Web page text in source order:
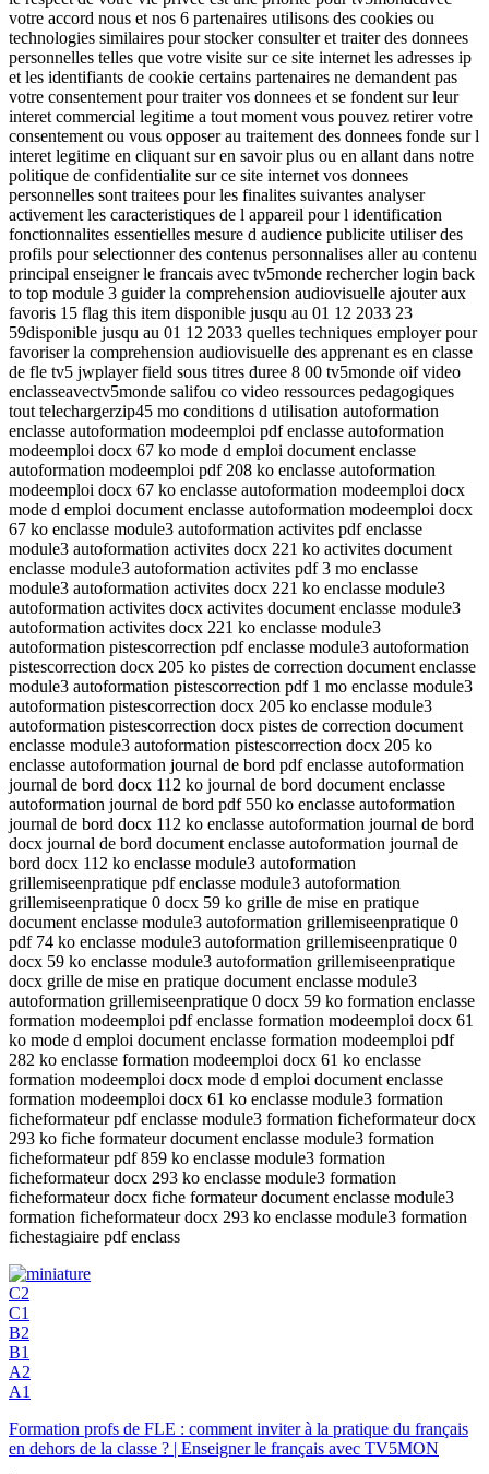
votre accord nous et nos 6 partenaires utilisons des cookies ou
technologies similaires pour stocker consulter et traiter des donnees
personnelles telles que votre visite sur ce site internet les adresses ip
et les identifiants de cookie certains partenaires ne demandent pas
votre consentement pour traiter vos donnees et se fondent sur leur
interet commercial legitime a tout moment vous pouvez retirer votre
consentement ou vous opposer au traitement des donnees fonde sur l
interet legitime en cliquant sur en savoir plus ou en allant dans notre
politique de confidentialite sur ce site internet vos donnees
personnelles sont traitees pour les finalites suivantes analyser
activement les caracteristiques de l appareil pour l identification
fonctionnalites essentielles mesure d audience publicite utiliser des
profils pour selectionner des contenus personnalises aller au contenu
principal enseigner le francais avec tv5monde rechercher login back
to top module 3 guider la comprehension audiovisuelle ajouter aux
favoris 15 flag this item disponible jusqu au 01 12 2033 23
59disponible jusqu au 01 12 2033 quelles techniques employer pour
favoriser la comprehension audiovisuelle des apprenant es en classe
de fle tv5 jwplayer field sous titres duree 8 00 tv5monde oif video
enclasseavectv5monde salifou co video ressources pedagogiques
tout telechargerzip45 mo conditions d utilisation autoformation
enclasse autoformation modeemploi pdf enclasse autoformation
modeemploi docx 67 ko mode d emploi document enclasse
autoformation modeemploi pdf 208 ko enclasse autoformation
modeemploi docx 67 ko enclasse autoformation modeemploi docx
mode d emploi document enclasse autoformation modeemploi docx
67 ko enclasse module3 autoformation activites pdf enclasse
module3 autoformation activites docx 221 ko activites document
enclasse module3 autoformation activites pdf 3 mo enclasse
module3 autoformation activites docx 221 ko enclasse module3
autoformation activites docx activites document enclasse module3
autoformation activites docx 221 ko enclasse module3
autoformation pistescorrection pdf enclasse module3 autoformation
pistescorrection docx 205 ko pistes de correction document enclasse
module3 autoformation pistescorrection pdf 1 mo enclasse module3
autoformation pistescorrection docx 205 ko enclasse module3
autoformation pistescorrection docx pistes de correction document
enclasse module3 autoformation pistescorrection docx 205 ko
enclasse autoformation journal de bord pdf enclasse autoformation
journal de bord docx 112 ko journal de bord document enclasse
autoformation journal de bord pdf 550 ko enclasse autoformation
journal de bord docx 112 ko enclasse autoformation journal de bord
docx journal de bord document enclasse autoformation journal de
bord docx 112 ko enclasse module3 autoformation
grillemiseenpratique pdf enclasse module3 autoformation
grillemiseenpratique 0 docx 59 ko grille de mise en pratique
document enclasse module3 autoformation grillemiseenpratique 0
pdf 74 ko enclasse module3 autoformation grillemiseenpratique 0
docx 59 ko enclasse module3 autoformation grillemiseenpratique
docx grille de mise en pratique document enclasse module3
autoformation grillemiseenpratique 0 docx 59 ko formation enclasse
formation modeemploi pdf enclasse formation modeemploi docx 61
ko mode d emploi document enclasse formation modeemploi pdf
282 ko enclasse formation modeemploi docx 61 ko enclasse
formation modeemploi docx mode d emploi document enclasse
formation modeemploi docx 61 ko enclasse module3 formation
ficheformateur pdf enclasse module3 formation ficheformateur docx
293 ko fiche formateur document enclasse module3 formation
ficheformateur pdf 859 ko enclasse module3 formation
ficheformateur docx 293 ko enclasse module3 formation
ficheformateur docx fiche formateur document enclasse module3
formation ficheformateur docx 293 ko enclasse module3 formation
fichestagiaire pdf enclass
C2
C1
B2
B1
A2
A1
Formation profs de FLE : comment inviter à la pratique du français
en dehors de la classe ? | Enseigner le français avec TV5MON